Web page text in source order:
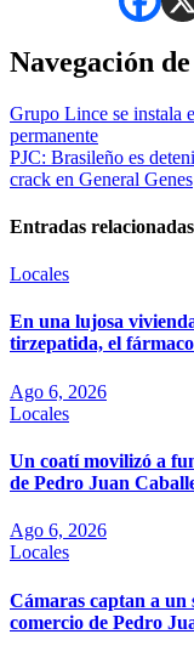
Navegación
Grupo Lince se instala
permanente
PJC: Brasileño es
crack en General Genes
Entradas relacionadas
Locales
En una lujosa
tirzepatida, el
Ago 6, 2026
Locales
Un coatí movilizó a
de Pedro Juan
Ago 6, 2026
Locales
Cámaras captan a
comercio de Pedro